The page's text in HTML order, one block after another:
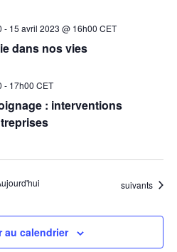
- 15 avril 2023 @ 16h00 CET
dans nos vies
- 17h00 CET
: interventions
Évènements
suivants
au calendrier